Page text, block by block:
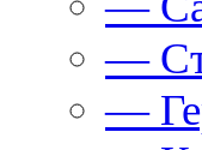
—
—